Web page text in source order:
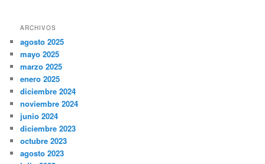
ARCHIVOS
agosto 2025
mayo 2025
marzo 2025
enero 2025
diciembre 2024
noviembre 2024
junio 2024
diciembre 2023
octubre 2023
agosto 2023